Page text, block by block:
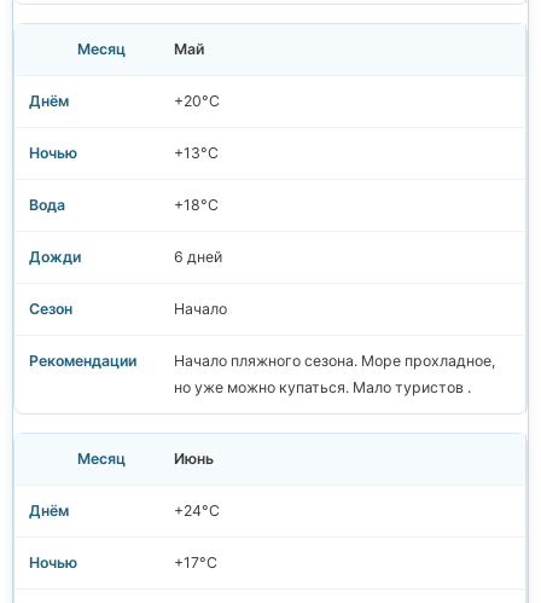
Май
+20°C
+13°C
+18°C
6 дней
Начало
Начало пляжного сезона. Море прохладное,
но уже можно купаться. Мало туристов .
Июнь
+24°C
+17°C